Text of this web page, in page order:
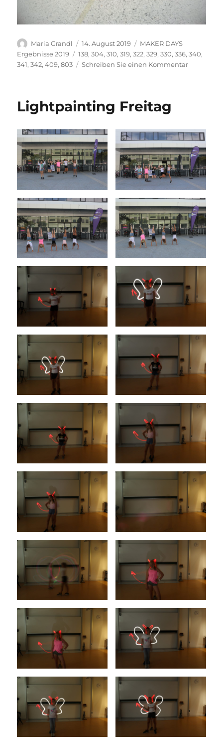
Autor
Maria Grandl
Veröffentlicht
am
14. August 2019 Kategorien
MAKER DAYS
Ergebnisse 2019
Schlagwörter
138,304,310,319,322,329,330,336,340,
341,342,409,803 Schreiben Sie einen Kommentarzu
Lightpainting Freitag